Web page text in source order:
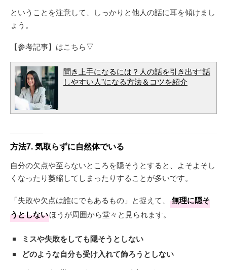
ということを注意して、しっかりと他人の話に耳を傾けまし
ょう。
【参考記事】はこちら▽
聞き上手になるには？人の話を引き出す“話
しやすい人”になる方法＆コツを紹介
方法7. 気取らずに自然体でいる
自分の欠点や至らないところを隠そうとすると、よそよそし
くなったり萎縮してしまったりすることが多いです。
「失敗や欠点は誰にでもあるもの」と捉えて、
無理に隠そ
うとしないほうが周囲から堂々と見られます。
ミスや失敗をしても隠そうとしない
どのような自分も受け入れて飾ろうとしない